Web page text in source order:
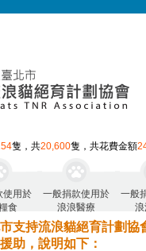
隻，共20,600隻，共花費金額
使用於
食
一般捐款使用於
浪浪醫療
一般
支持流浪貓絕育計劃協
助，說明如下：